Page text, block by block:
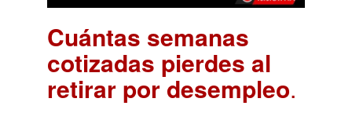
Cuántas semanas
cotizadas pierdes al
retirar por desempleo.